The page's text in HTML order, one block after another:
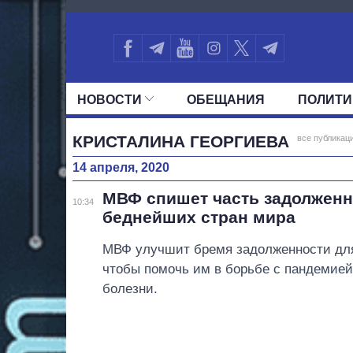
1310
НОВОСТИ ОБЕЩАНИЯ
ВСЕ ПОЛИТИКИ ПРЕЗИДЕНТ И
КРИСТАЛИНА ГЕОРГИЕВА все
14 апреля, 2020
10:34
МВФ спишет часть
беднейших стран мира
МВФ улучшит бремя задолженности
чтобы помочь им в борьбе с пандемией
болезни.